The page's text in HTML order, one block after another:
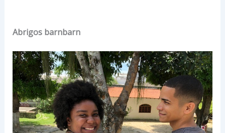
Abrigos barnbarn